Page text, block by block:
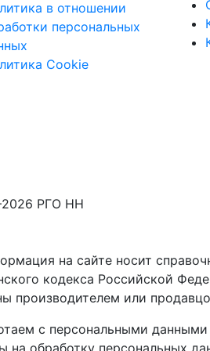
в отношении
персональных
Cookie
РГО НН
на сайте носит
кодекса Российской
производителем или
с персональными данными
на обработку персональных